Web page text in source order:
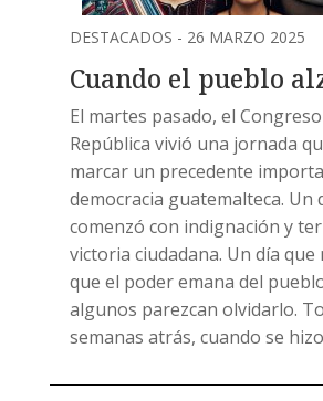
DESTACADOS - 26 MARZO 2025
Cuando el pueblo
El martes pasado, el
República vivió una jornada
marcar un precedente
democracia guatemalteca. Un
comenzó con indignación y
victoria ciudadana. Un día
que el poder emana del
algunos parezcan olvidarlo.
semanas atrás, cuando se